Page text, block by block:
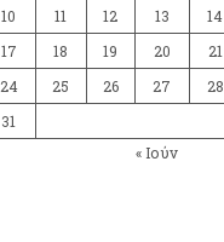
10
11 12 13 14
17
18 19 20 21
24
25 26 27 28
31
« Ιούν